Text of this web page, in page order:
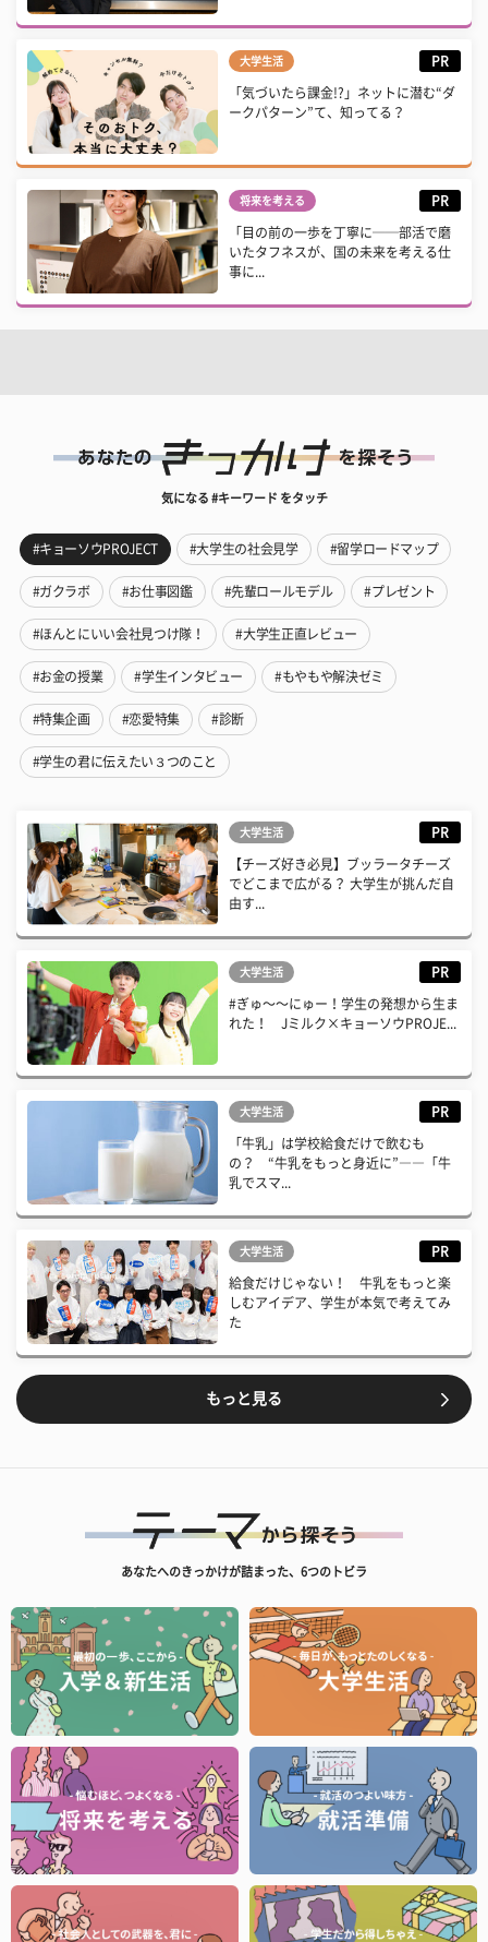
大学生活 PR
「気づいたら課金!?」ネットに潜む“ダ
ークパターン”て、知ってる？
将来を考える PR
「目の前の一歩を丁寧に──部活で磨
いたタフネスが、国の未来を考える仕
事に...
気になる #キーワード をタッチ
#キョーソウPROJECT #大学生の社会見学 #留学ロードマップ
#ガクラボ #お仕事図鑑 #先輩ロールモデル #プレゼント
#ほんとにいい会社見つけ隊！ #大学生正直レビュー
#お金の授業 #学生インタビュー #もやもや解決ゼミ
#特集企画 #恋愛特集 #診断
#学生の君に伝えたい３つのこと
大学生活 PR
【チーズ好き必見】ブッラータチーズ
でどこまで広がる？ 大学生が挑んだ自
由す...
大学生活 PR
#ぎゅ〜〜にゅー！学生の発想から生ま
れた！ Jミルク×キョーソウPROJE...
大学生活 PR
「牛乳」は学校給食だけで飲むも
の？ “牛乳をもっと身近に”――「牛
乳でスマ...
大学生活 PR
給食だけじゃない！ 牛乳をもっと楽
しむアイデア、学生が本気で考えてみ
た
もっと見る
あなたへのきっかけが詰まった、6つのトビラ